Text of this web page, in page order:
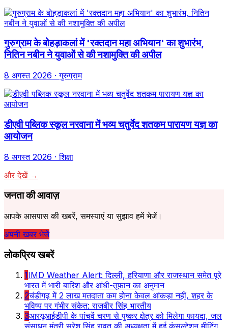
गुरुग्राम के बोहड़ाकलां में 'रक्तदान महा अभियान' का शुभारंभ,
नितिन नबीन ने युवाओं से की नशामुक्ति की अपील
8 अगस्त 2026 · गुरुग्राम
डीएवी पब्लिक स्कूल नरवाना में भव्य चतुर्वेद शतकम पारायण यज्ञ का
आयोजन
8 अगस्त 2026 · शिक्षा
और देखें →
जनता की आवाज़
आपके आसपास की खबरें, समस्याएं या सुझाव हमें भेजें।
अपनी खबर भेजें
लोकप्रिय खबरें
1IMD Weather Alert: दिल्ली, हरियाणा और राजस्थान समेत पूरे
भारत में भारी बारिश और आंधी-तूफान का अनुमान
2चंडीगढ़ में 2 लाख मतदाता कम होना केवल आंकड़ा नहीं, शहर के
भविष्य पर गंभीर संकेत: राजबीर सिंह भारतीय
3आरयूआईडीपी के पांचवें चरण से पुष्कर क्षेत्र को मिलेगा फायदा, जल